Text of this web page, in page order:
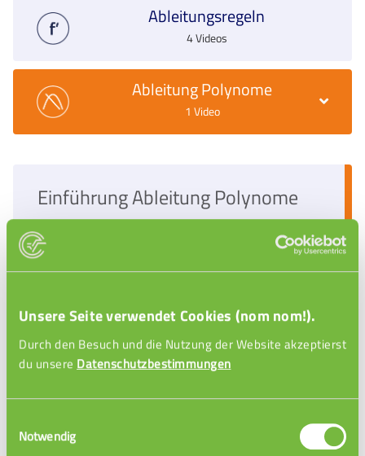
Unsere Seite verwendet Cookies (nom nom!).
Durch den Besuch und die Nutzung der Website akzeptierst
du unsere Datenschutzbestimmungen
Notwendig
Ableitungsregeln
4 Videos
Ableitung Polynome
1 Video
Einführung Ableitung Polynome
Definition Ableitung Polynome